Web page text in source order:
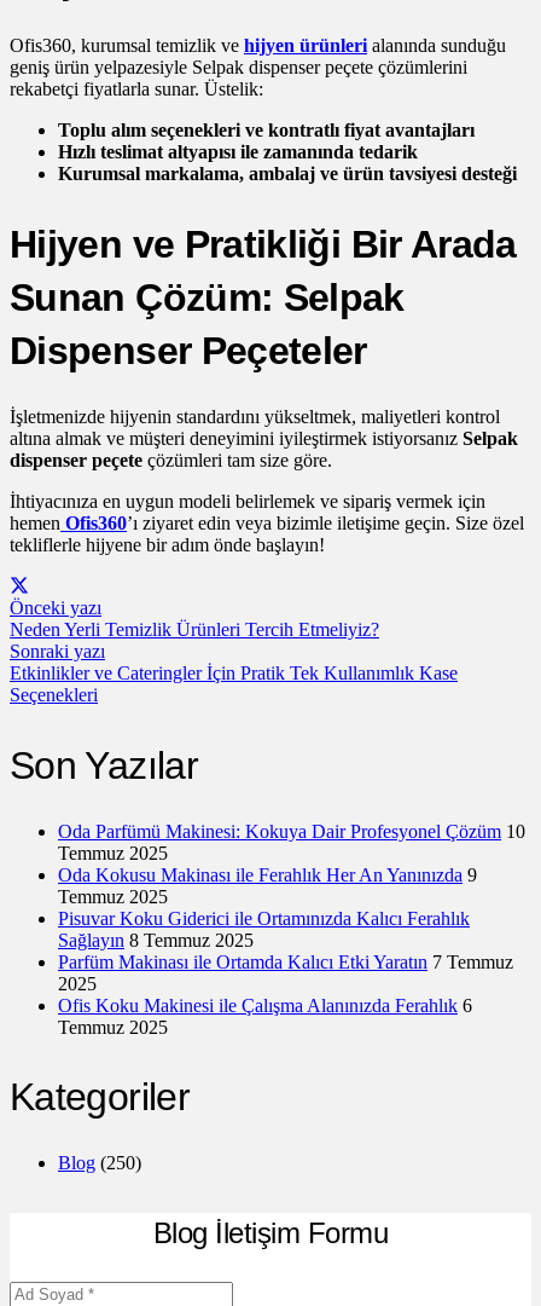
Ofis360, kurumsal temizlik ve hijyen ürünleri alanında sunduğu
geniş ürün yelpazesiyle Selpak dispenser peçete çözümlerini
rekabetçi fiyatlarla sunar. Üstelik:
Toplu alım seçenekleri ve kontratlı fiyat avantajları
Hızlı teslimat altyapısı ile zamanında tedarik
Kurumsal markalama, ambalaj ve ürün tavsiyesi desteği
Hijyen ve Pratikliği Bir Arada
Sunan Çözüm: Selpak
Dispenser Peçeteler
İşletmenizde hijyenin standardını yükseltmek, maliyetleri kontrol
altına almak ve müşteri deneyimini iyileştirmek istiyorsanız Selpak
dispenser peçete çözümleri tam size göre.
İhtiyacınıza en uygun modeli belirlemek ve sipariş vermek için
hemen Ofis360’ı ziyaret edin veya bizimle iletişime geçin. Size özel
tekliflerle hijyene bir adım önde başlayın!
Önceki yazı
Neden Yerli Temizlik Ürünleri Tercih Etmeliyiz?
Sonraki yazı
Etkinlikler ve Cateringler İçin Pratik Tek Kullanımlık Kase
Seçenekleri
Son Yazılar
Oda Parfümü Makinesi: Kokuya Dair Profesyonel Çözüm 10
Temmuz 2025
Oda Kokusu Makinası ile Ferahlık Her An Yanınızda 9
Temmuz 2025
Pisuvar Koku Giderici ile Ortamınızda Kalıcı Ferahlık
Sağlayın 8 Temmuz 2025
Parfüm Makinası ile Ortamda Kalıcı Etki Yaratın 7 Temmuz
2025
Ofis Koku Makinesi ile Çalışma Alanınızda Ferahlık 6
Temmuz 2025
Kategoriler
Blog (250)
Blog İletişim Formu